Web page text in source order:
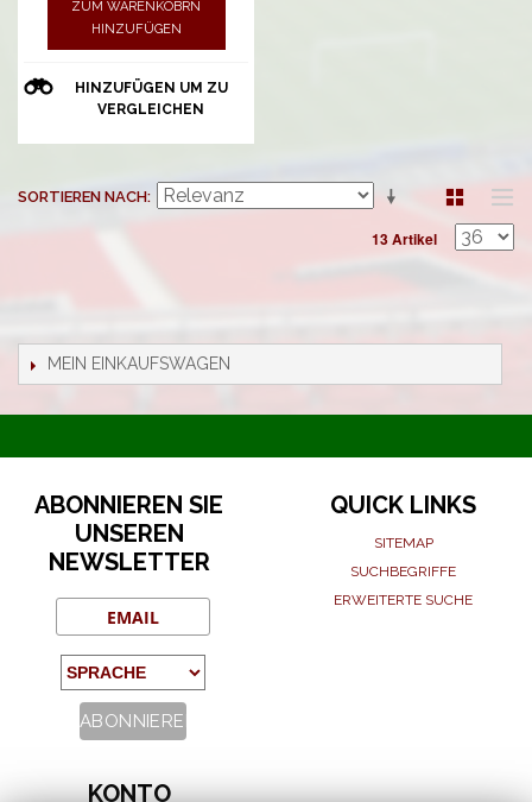
ZUM WARENKOBRN
HINZUFÜGEN
HINZUFÜGEN UM ZU
VERGLEICHEN
SORTIEREN NACH
13 Artikel
MEIN EINKAUFSWAGEN
ABONNIEREN SIE
UNSEREN
NEWSLETTER
QUICK LINKS
SITEMAP
SUCHBEGRIFFE
ERWEITERTE SUCHE
KONTO